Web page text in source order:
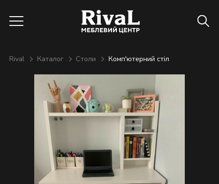
Rival Каталог Столи Комп'ютерний стіл